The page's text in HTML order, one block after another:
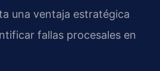
una ventaja estratégica
fallas procesales en